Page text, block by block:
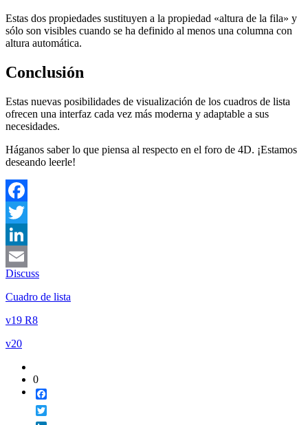
Estas dos propiedades sustituyen a la propiedad «altura de la fila» y
sólo son visibles cuando se ha definido al menos una columna con
altura automática.
Conclusión
Estas nuevas posibilidades de visualización de los cuadros de lista
ofrecen una interfaz cada vez más moderna y adaptable a sus
necesidades.
Háganos saber lo que piensa al respecto en el foro de 4D. ¡Estamos
deseando leerle!
Facebook
Twitter
LinkedIn
Email
Discuss
Cuadro de lista
v19 R8
v20
0